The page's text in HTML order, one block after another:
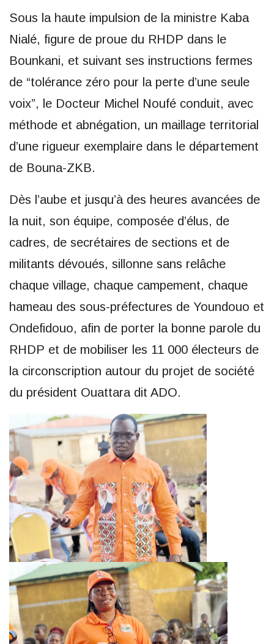
Sous la haute impulsion de la ministre Kaba
Nialé, figure de proue du RHDP dans le
Bounkani, et suivant ses instructions fermes
de “tolérance zéro pour la perte d’une seule
voix”, le Docteur Michel Noufé conduit, avec
méthode et abnégation, un maillage territorial
d’une rigueur exemplaire dans le département
de Bouna-ZKB.
Dès l’aube et jusqu’à des heures avancées de
la nuit, son équipe, composée d’élus, de
cadres, de secrétaires de sections et de
militants dévoués, sillonne sans relâche
chaque village, chaque campement, chaque
hameau des sous-préfectures de Youndouo et
Ondefidouo, afin de porter la bonne parole du
RHDP et de mobiliser les 11 000 électeurs de
la circonscription autour du projet de société
du président Ouattara dit ADO.